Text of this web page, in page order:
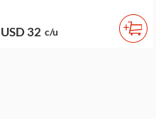
USD 32 c/u